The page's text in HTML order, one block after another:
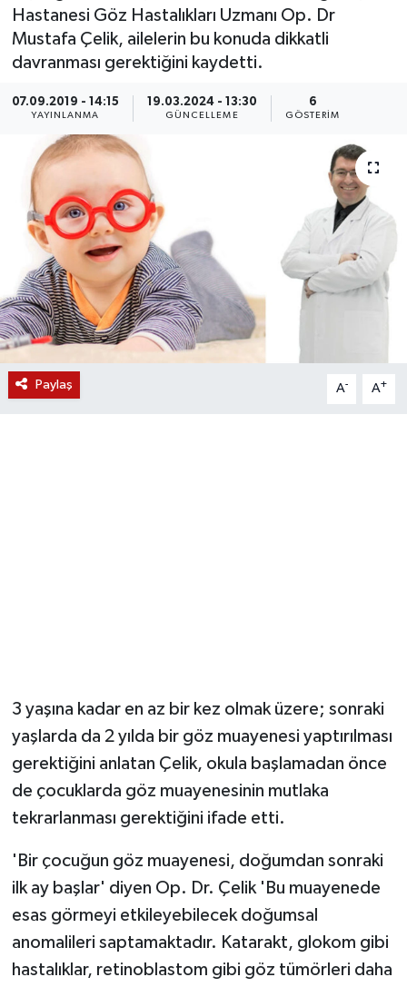
Hastanesi Göz Hastalıkları Uzmanı Op. Dr
Mustafa Çelik, ailelerin bu konuda dikkatli
davranması gerektiğini kaydetti.
07.09.2019 - 14:15
YAYINLANMA
19.03.2024 - 13:30
GÜNCELLEME
6
GÖSTERIM
Paylaş A- A+
3 yaşına kadar en az bir kez olmak üzere; sonraki
yaşlarda da 2 yılda bir göz muayenesi yaptırılması
gerektiğini anlatan Çelik, okula başlamadan önce
de çocuklarda göz muayenesinin mutlaka
tekrarlanması gerektiğini ifade etti.
'Bir çocuğun göz muayenesi, doğumdan sonraki
ilk ay başlar' diyen Op. Dr. Çelik 'Bu muayenede
esas görmeyi etkileyebilecek doğumsal
anomalileri saptamaktadır. Katarakt, glokom gibi
hastalıklar, retinoblastom gibi göz tümörleri daha
KÜLTÜR SANAT
SARIGÖL
KIRKAĞAÇ
DEMİRCİ
GÖLMARMARA
GÖRDES
SOMA
KÖPRÜBAŞI
SARIGÖL
SARUHANLI
ŞEHZADELER
SELENDİ
TURGUTLU
EKONOMİ
KÜLTÜR SANAT
SPOR
YAŞAM
LIFE
BİLİM VE TEKNOLOJİ
MANİSA'NIN YÖRESEL LEZZETLERİ